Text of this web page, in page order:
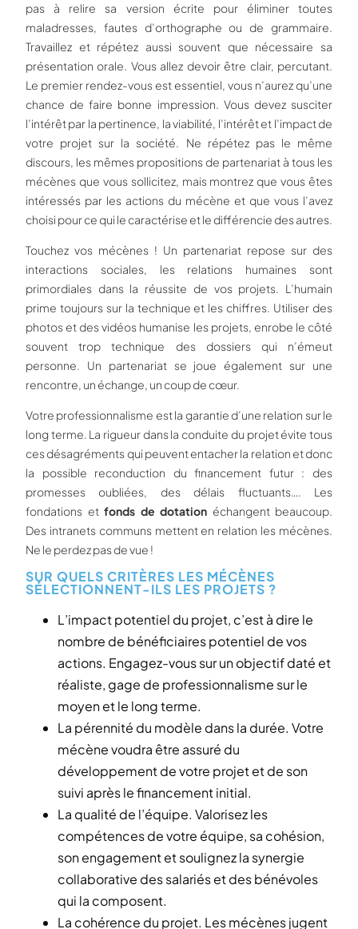
pas à relire sa version écrite pour éliminer toutes
maladresses, fautes d’orthographe ou de grammaire.
Travaillez et répétez aussi souvent que nécessaire sa
présentation orale. Vous allez devoir être clair, percutant.
Le premier rendez-vous est essentiel, vous n’aurez qu’une
chance de faire bonne impression. Vous devez susciter
l’intérêt par la pertinence, la viabilité, l’intérêt et l’impact de
votre projet sur la société. Ne répétez pas le même
discours, les mêmes propositions de partenariat à tous les
mécènes que vous sollicitez, mais montrez que vous êtes
intéressés par les actions du mécène et que vous l’avez
choisi pour ce qui le caractérise et le différencie des autres.
Touchez vos mécènes ! Un partenariat repose sur des
interactions sociales, les relations humaines sont
primordiales dans la réussite de vos projets. L’humain
prime toujours sur la technique et les chiffres. Utiliser des
photos et des vidéos humanise les projets, enrobe le côté
souvent trop technique des dossiers qui n’émeut
personne. Un partenariat se joue également sur une
rencontre, un échange, un coup de cœur.
Votre professionnalisme est la garantie d’une relation sur le
long terme. La rigueur dans la conduite du projet évite tous
ces désagréments qui peuvent entacher la relation et donc
la possible reconduction du financement futur : des
promesses oubliées, des délais fluctuants…. Les
fondations et fonds de dotation échangent beaucoup.
Des intranets communs mettent en relation les mécènes.
Ne le perdez pas de vue !
SUR QUELS CRITÈRES LES MÉCÈNES
SÉLECTIONNENT-ILS LES PROJETS ?
L’impact potentiel du projet, c’est à dire le
nombre de bénéficiaires potentiel de vos
actions. Engagez-vous sur un objectif daté et
réaliste, gage de professionnalisme sur le
moyen et le long terme.
La pérennité du modèle dans la durée. Votre
mécène voudra être assuré du
développement de votre projet et de son
suivi après le financement initial.
La qualité de l’équipe. Valorisez les
compétences de votre équipe, sa cohésion,
son engagement et soulignez la synergie
collaborative des salariés et des bénévoles
qui la composent.
La cohérence du projet. Les mécènes jugent